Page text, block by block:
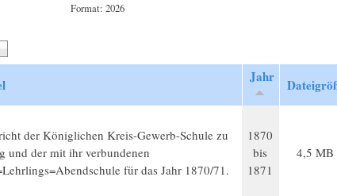
Format: 2026
Jahr
der Königlichen Kreis-Gewerb-Schule zu
und der mit ihr verbundenen
für das Jahr 1870/71.
1870
bis
1871
4,5 MB